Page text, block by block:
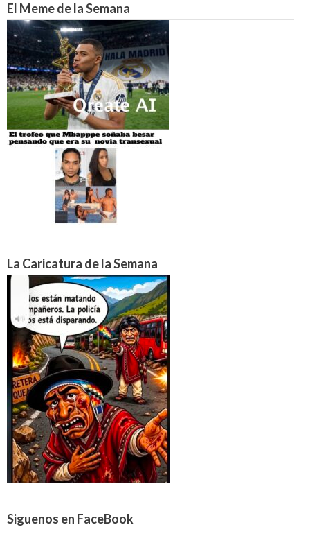
El Meme de la Semana
La Caricatura de la Semana
Siguenos en FaceBook